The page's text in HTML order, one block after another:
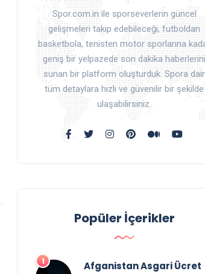
Spor.com.in ile sporseverlerin güncel
gelişmeleri takip edebileceği, futboldan
basketbola, tenisten motor sporlarına
geniş bir yelpazede son dakika haberlerini
sunan bir platform oluşturduk. Spora dair
tüm detaylara hızlı ve güvenilir bir şekilde
ulaşabilirsiniz.
Popüler İçerikler
Afganistan Asgari Ücret